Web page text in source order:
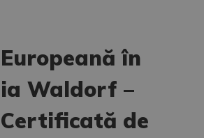
în
Waldorf –
de